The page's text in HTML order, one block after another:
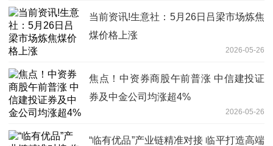
当前资讯!生意社：5月26日吕梁市场炼焦
煤价格上涨
2026-05-26
焦点！中资券商股午前普涨 中信建投证
券及中金公司均涨超4%
2026-05-26
“临有优品”产业链精准对接 临平打造高端